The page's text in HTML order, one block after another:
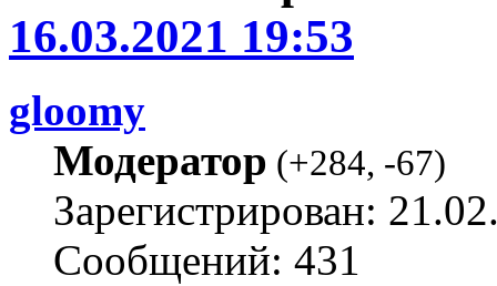
16.03.2021 19:53
gloomy
Модератор (+284, -67)
Зарегистрирован:
Сообщений: 431